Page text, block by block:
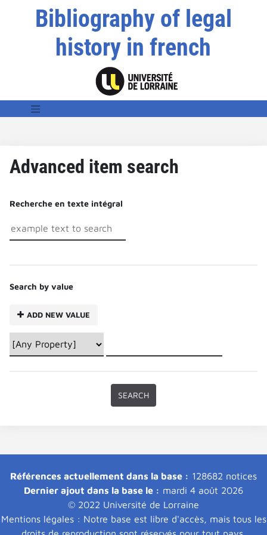
Bibliography of legal
history in french
Advanced item search
Recherche en texte intégral
Search by value
ADD NEW VALUE
Références actuellement dans la base : 128682 notices
Dernier ajout dans la base le : mardi 4 août 2026
© 2022 Université de Lorraine
Mentions légales : Notre base est libre d'accès, mais tous les